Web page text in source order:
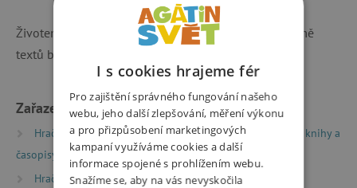
Životem a dílem geniálního dramatika provázejí kromě
textů bohaté ilustrace Renáty Fučíkové.
Zařazeno v kategoriích
Hračky dle typu Knihy
Encyklopedie, naučné knihy a
časopisy
Encyklopedie a naučné knihy
Hračky dle typu
Knihy
Knížky pro nejmenší
I s cookies hrajeme fér
Pro zajištění správného fungování našeho
webu, jeho další zlepšování, měření výkonu
a pro přizpůsobení marketingových
kampaní využíváme cookies a další
informace spojené s prohlížením webu.
Snažíme se, aby na vás nevyskočila